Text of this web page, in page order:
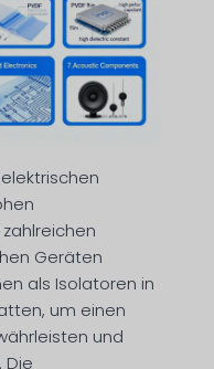
Geräten
als Isolatoren in
um einen
und
Die